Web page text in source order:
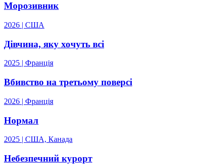
Морозивник
2026 | США
Дівчина, яку хочуть всі
2025 | Франція
Вбивство на третьому поверсі
2026 | Франція
Нормал
2025 | США, Канада
Небезпечний курорт